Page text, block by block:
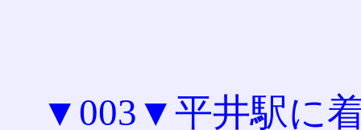
▼003▼平井駅に